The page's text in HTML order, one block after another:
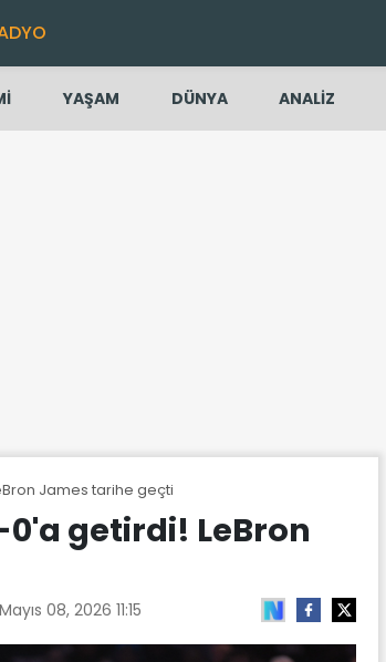
YAŞAM DÜNYA ANALİZ
James tarihe geçti
getirdi! LeBron
Mayıs 08, 2026 11:15